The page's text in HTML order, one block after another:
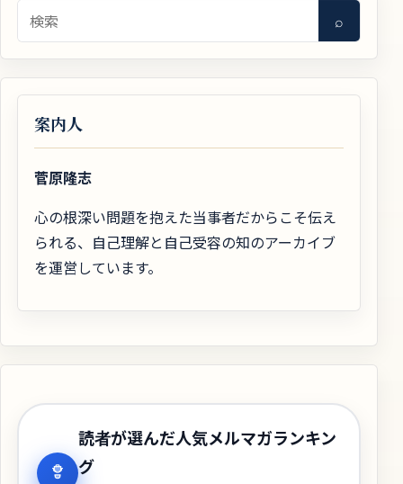
検索 ⌕
案内人
菅原隆志
心の根深い問題を抱えた当事者だからこそ伝え
られる、自己理解と自己受容の知のアーカイブ
を運営しています。
読者が選んだ人気メルマガランキン
グ